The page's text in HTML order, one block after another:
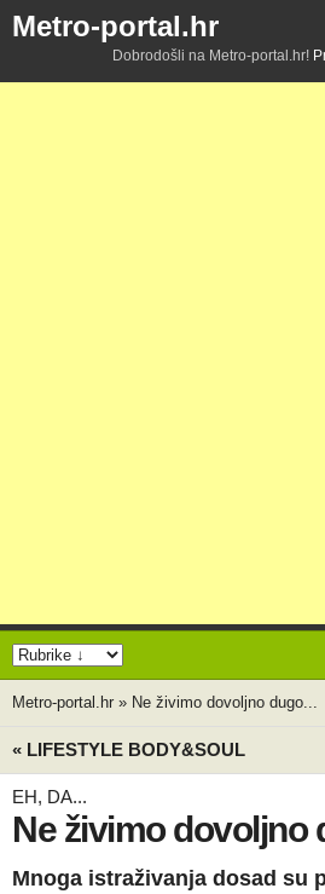
Metro-portal.hr
Dobrodošli na Metro-portal.hr!
Metro-portal.hr » Ne živimo dovoljno dugo...
« LIFESTYLE BODY&SOUL
EH, DA...
Ne živimo dovoljno
Mnoga istraživanja dosad su